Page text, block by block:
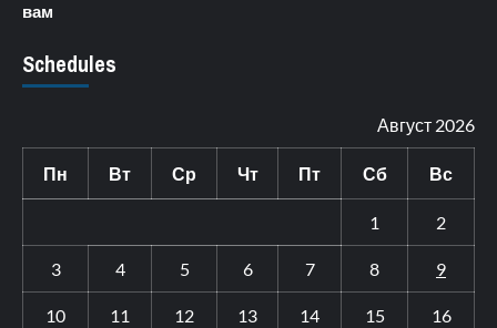
вам
Schedules
Август 2026
Пн Вт Ср Чт Пт Сб Вс
1 2
3 4 5 6 7 8 9
10 11 12 13 14 15 16